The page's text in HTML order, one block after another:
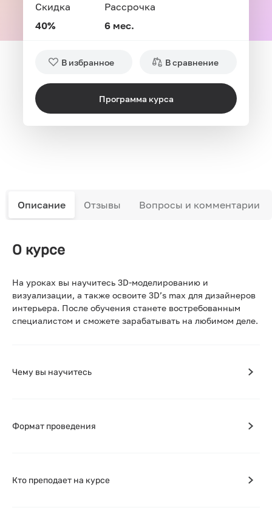
Скидка
40%
Рассрочка
6 мес.
В избранное В сравнение
Программа курса
Описание Отзывы Вопросы и комментарии
О курсе
На уроках вы научитесь 3D-моделированию и
визуализации, а также освоите 3D’s max для дизайнеров
интерьера. После обучения станете востребованным
специалистом и сможете зарабатывать на любимом деле.
Чему вы научитесь
Формат проведения
Кто преподает на курсе